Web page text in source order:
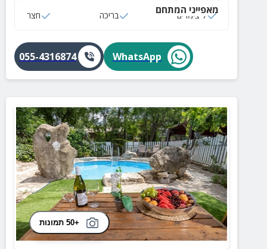
מאפייני המתחם
7 צימרים בריכה חצר
WhatsApp
055-4316874
+50 תמונות